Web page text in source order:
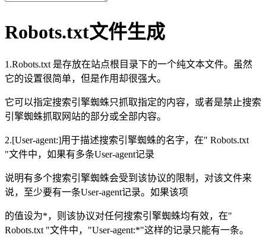
Robots.txt文件生成
1.Robots.txt 是存放在站点根目录下的一个纯文本文件。虽然
它的设置很简单，但是作用却很强大。
它可以指定搜索引擎蜘蛛只抓取指定的内容，或者是禁止搜索
引擎蜘蛛抓取网站的部分或全部内容。
2.[User-agent:]用于描述搜索引擎蜘蛛的名字，在" Robots.txt
"文件中，如果有多条User-agent记录
说明有多个搜索引擎蜘蛛会受到该协议的限制，对该文件来
说，至少要有一条User-agent记录。如果该项
的值设为*，则该协议对任何搜索引擎蜘蛛均有效，在"
Robots.txt "文件中，"User-agent:*"这样的记录只能有一条。